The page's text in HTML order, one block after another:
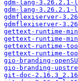
gdm-lang-3.26.2.1-
gdm-lang-3.26.2.1-
gdmflexiserver-
gdmflexiserver-
gettext-runtime-
gettext-runtime-
gettext-runtime-
gettext-runtime-
gio-branding-
gio-branding-
git-doc-